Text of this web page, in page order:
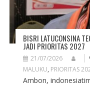
BISRI LATUCONSINA
JADI PRIORITAS 2027
21/07/2026
MALUKU, PRIORITAS
Ambon,